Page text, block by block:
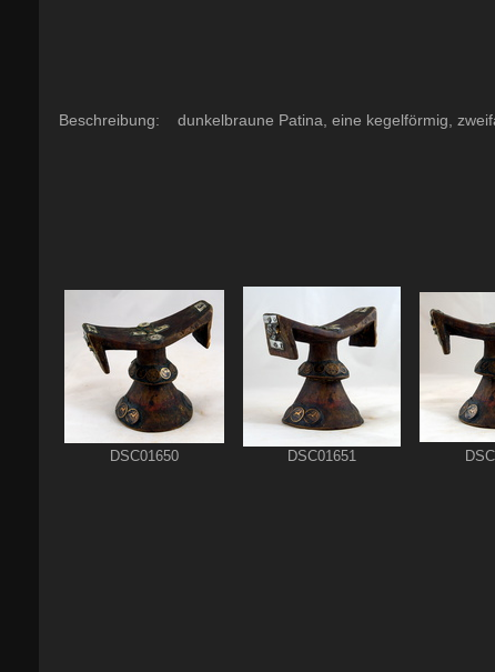
Beschreibung: dunkelbraune Patina, eine kegelförmig,
DSC01650 DSC01651